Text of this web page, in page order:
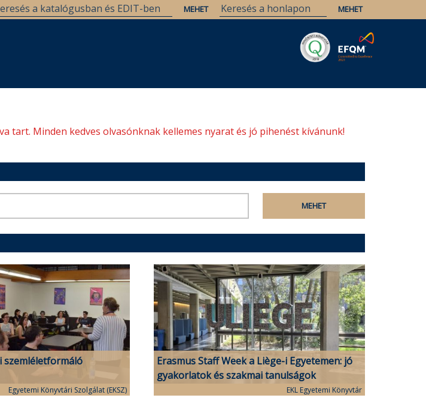
tart. Minden kedves olvasónknak kellemes nyarat és jó pihenést kívánunk!
szemléletformáló
Egyetemi Könyvtári Szolgálat (EKSZ)
Erasmus Staff Week a Liège-i Egyetemen: jó
gyakorlatok és szakmai tanulságok
EKL Egyetemi Könyvtár